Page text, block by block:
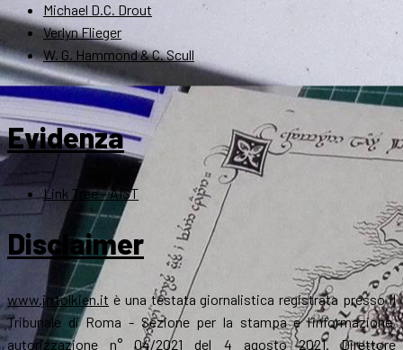
Michael D.C. Drout
Verlyn Flieger
W. G. Hammond & C. Scull
Evidenza
Link Tree – AIST
Disclaimer
www.jrrtolkien.it è una testata giornalistica registrata presso il
Tribunale di Roma - Sezione per la stampa e l’informazione,
autorizzazione n° 04/2021 del 4 agosto 2021. Direttore